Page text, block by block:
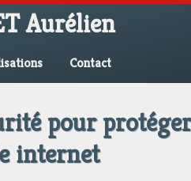
Aurélien
Contact
pour protéger
internet